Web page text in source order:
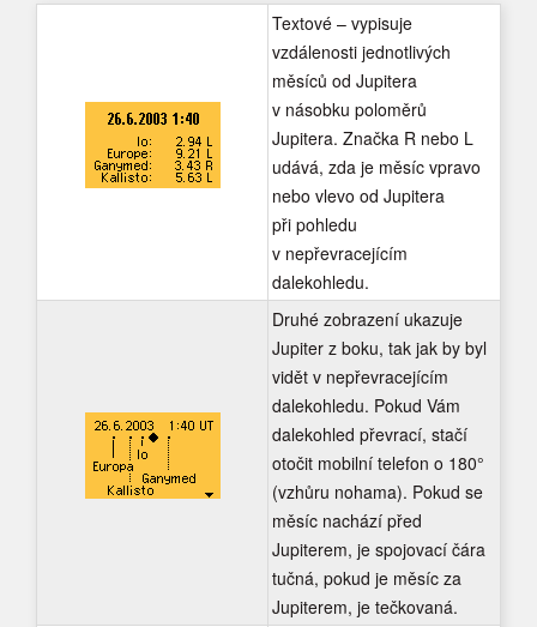
Textové – vypisuje
vzdálenosti jednotlivých
měsíců od Jupitera
v násobku poloměrů
Jupitera. Značka R nebo L
udává, zda je měsíc vpravo
nebo vlevo od Jupitera
při pohledu
v nepřevracejícím
dalekohledu.
Druhé zobrazení ukazuje
Jupiter z boku, tak jak by byl
vidět v nepřevracejícím
dalekohledu. Pokud Vám
dalekohled převrací, stačí
otočit mobilní telefon o 180°
(vzhůru nohama). Pokud se
měsíc nachází před
Jupiterem, je spojovací čára
tučná, pokud je měsíc za
Jupiterem, je tečkovaná.